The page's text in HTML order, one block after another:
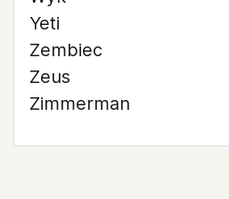
Yeti
Zembiec
Zeus
Zimmerman